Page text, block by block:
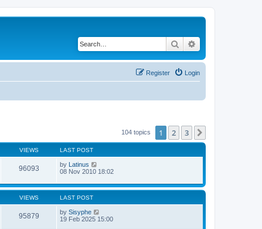
Search
Login
Register
104 topics 1 2 3
VIEWS LAST POST
96093 by Latinus
08 Nov 2010 18:02
VIEWS LAST POST
95879 by Sisyphe
19 Feb 2025 15:00